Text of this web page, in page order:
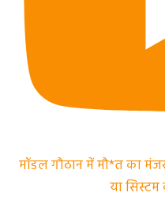
मॉडल गौठान में मौ*त का
या सिस्टम